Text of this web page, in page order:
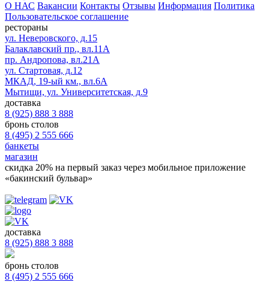
О НАС Вакансии Контакты Отзывы Информация Политика
Пользовательское соглашение
рестораны
ул. Неверовского, д.15
Балаклавский пр., вл.11А
пр. Андропова, вл.21А
ул. Стартовая, д.12
МКАД, 19-ый км., вл.6А
Мытищи, ул. Университетская, д.9
доставка
8 (925) 888 3 888
бронь столов
8 (495) 2 555 666
банкеты
магазин
скидка 20% на первый заказ через мобильное приложение
«бакинский бульвар»
доставка
8 (925) 888 3 888
бронь столов
8 (495) 2 555 666